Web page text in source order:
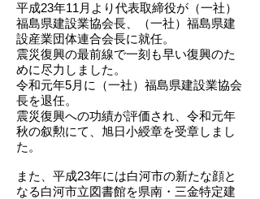
平成23年11月より代表取締役が（一社）
福島県建設業協会長、（一社）福島県建
設産業団体連合会長に就任。
震災復興の最前線で一刻も早い復興のた
めに尽力しました。
令和元年5月に（一社）福島県建設業協会
長を退任。
震災復興への功績が評価され、令和元年
秋の叙勲にて、旭日小綬章を受章しまし
た。
また、平成23年には白河市の新たな顔と
なる白河市立図書館を県南・三金特定建